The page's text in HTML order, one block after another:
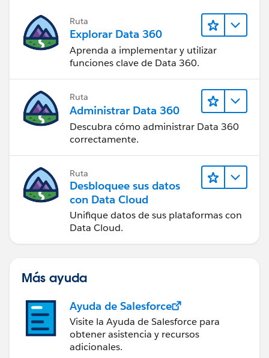
Ruta
Explorar Data 360
Aprenda a implementar y utilizar
funciones clave de Data 360.
Ruta
Administrar Data 360
Descubra cómo administrar Data 360
correctamente.
Ruta
Desbloquee sus datos
con Data Cloud
Unifique datos de sus plataformas con
Data Cloud.
Más ayuda
Ayuda de Salesforce
Visite la Ayuda de Salesforce para
obtener asistencia y recursos
adicionales.